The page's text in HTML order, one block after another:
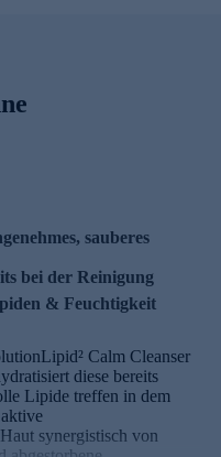
sauberes
bei der Reinigung
& Feuchtigkeit
Calm Cleanser
diese bereits
Lipide treffen in dem
synergistisch von